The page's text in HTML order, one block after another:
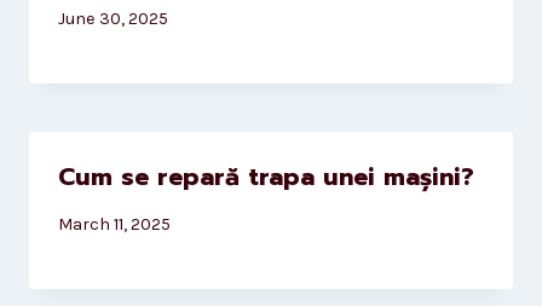
June 30, 2025
Cum se repară trapa unei mașini?
March 11, 2025